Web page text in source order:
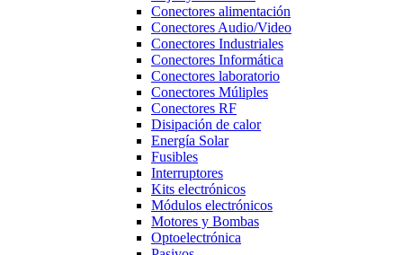
Conectores alimentación
Conectores Audio/Video
Conectores Industriales
Conectores Informática
Conectores laboratorio
Conectores Múliples
Conectores RF
Disipación de calor
Energía Solar
Fusibles
Interruptores
Kits electrónicos
Módulos electrónicos
Motores y Bombas
Optoelectrónica